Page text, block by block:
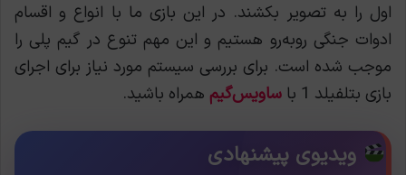
اول را به تصویر بکشند. در این بازی ما با انواع و اقسام
ادوات جنگی روبه‌رو هستیم و این مهم تنوع در گیم پلی را
موجب شده است. برای بررسی سیستم مورد نیاز برای اجرای
بازی بتلفیلد 1 با
ساویس‌گیم همراه باشید.
ویدیوی پیشنهادی